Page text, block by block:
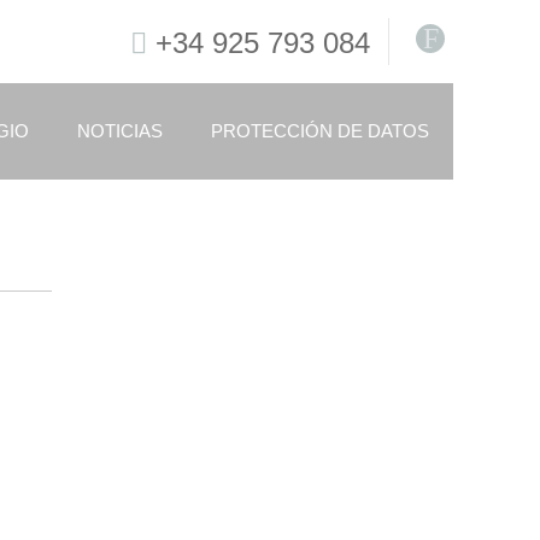
F
+34 925 793 084
NOTICIAS PROTECCIÓN DE DATOS